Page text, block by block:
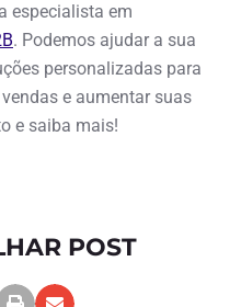
especialista em
. Podemos ajudar a sua
personalizadas para
e aumentar suas
e saiba mais!
POST